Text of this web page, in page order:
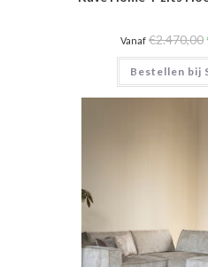
Vanaf €2.470,00
Bestellen bij